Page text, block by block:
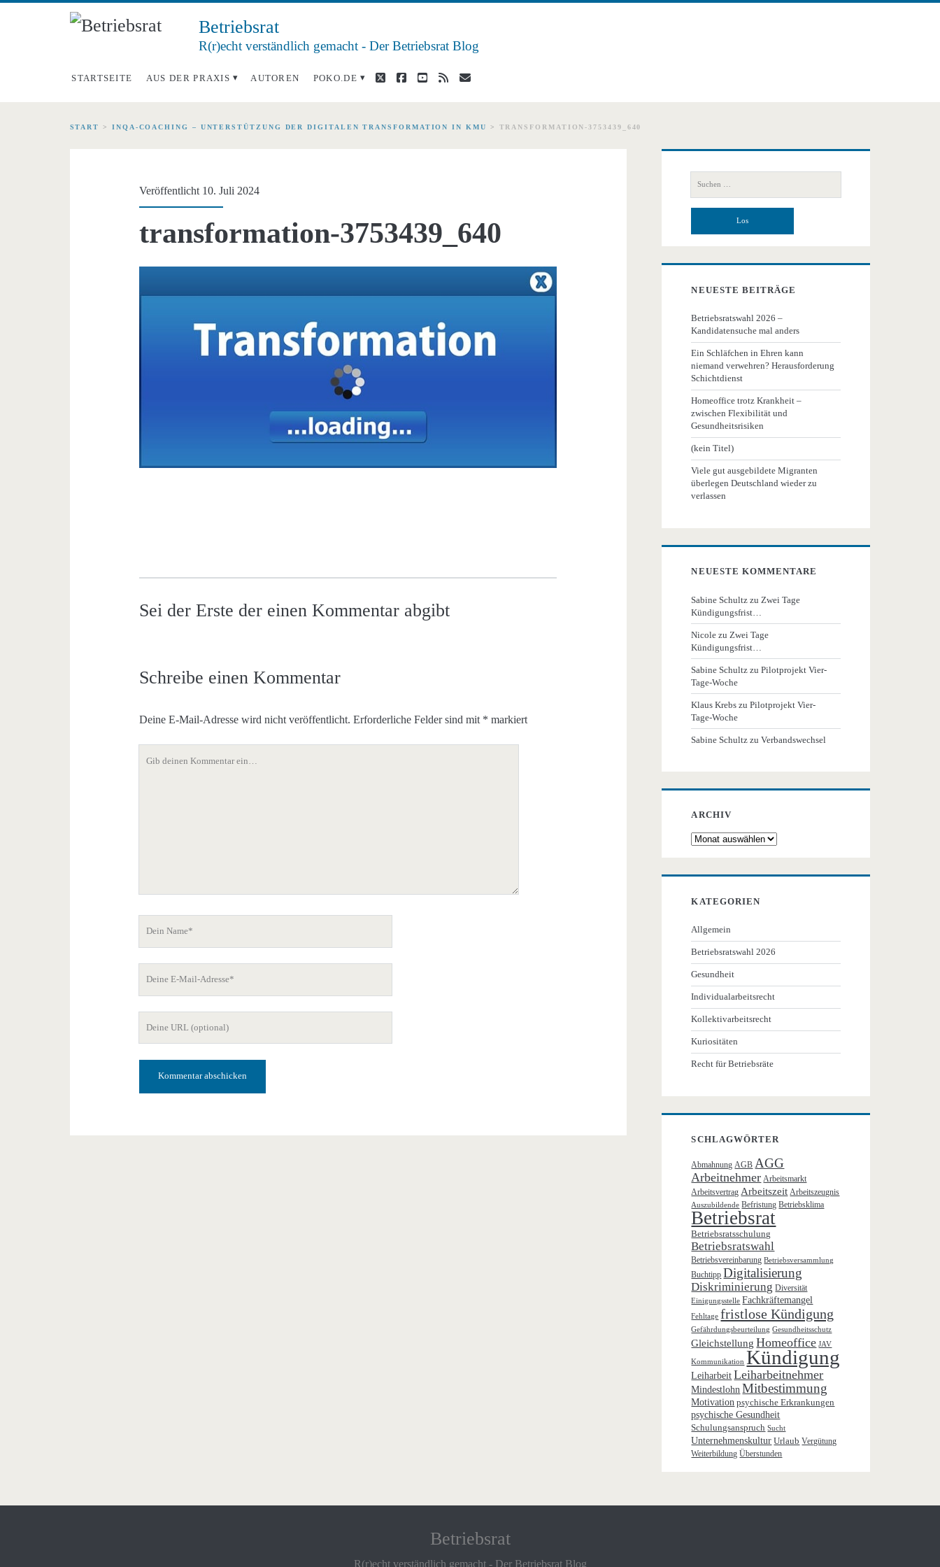
Betriebsrat
R(r)echt verständlich gemacht - Der Betriebsrat Blog
STARTSEITE AUS DER PRAXIS AUTOREN POKO.DE twitterfacebook
youtube
rss E-
Mail
START > INQA-COACHING – UNTERSTÜTZUNG DER DIGITALEN TRANSFORMATION IN KMU > TRANSFORMATION-3753439_640
Veröffentlicht 10. Juli 2024
transformation-3753439_640
Sei der Erste der einen Kommentar abgibt
Schreibe einen Kommentar
Deine E-Mail-Adresse wird nicht veröffentlicht. Erforderliche Felder sind mit * markiert
Adresse
Primäre
Seitenleiste
nach:
NEUESTE BEITRÄGE
Betriebsratswahl 2026 –
Kandidatensuche mal anders
Ein Schläfchen in Ehren kann
niemand verwehren? Herausforderung
Schichtdienst
Homeoffice trotz Krankheit –
zwischen Flexibilität und
Gesundheitsrisiken
(kein Titel)
Viele gut ausgebildete Migranten
überlegen Deutschland wieder zu
verlassen
NEUESTE KOMMENTARE
Sabine Schultz zu Zwei Tage
Kündigungsfrist…
Nicole zu Zwei Tage
Kündigungsfrist…
Sabine Schultz zuPilotprojekt Vier-
Tage-Woche
Klaus Krebs zuPilotprojekt Vier-
Tage-Woche
Sabine Schultz zuVerbandswechsel
ARCHIV
Archiv
KATEGORIEN
Allgemein
Betriebsratswahl 2026
Gesundheit
Individualarbeitsrecht
Kollektivarbeitsrecht
Kuriositäten
Recht für Betriebsräte
SCHLAGWÖRTER
Abmahnung AGB AGG
Arbeitnehmer Arbeitsmarkt
Arbeitsvertrag Arbeitszeit Arbeitszeugnis
Auszubildende Befristung Betriebsklima
Betriebsrat
Betriebsratsschulung
Betriebsratswahl
Betriebsvereinbarung Betriebsversammlung
Buchtipp Digitalisierung
Diskriminierung Diversität
Einigungsstelle Fachkräftemangel
Fehltage fristlose Kündigung
Gefährdungsbeurteilung Gesundheitsschutz
Gleichstellung Homeoffice JAV
Kommunikation Kündigung
Leiharbeit Leiharbeitnehmer
Mindestlohn Mitbestimmung
Motivation psychische Erkrankungen
psychische Gesundheit
Schulungsanspruch Sucht
Unternehmenskultur Urlaub Vergütung
Weiterbildung Überstunden
Betriebsrat
R(r)echt verständlich gemacht - Der Betriebsrat Blog